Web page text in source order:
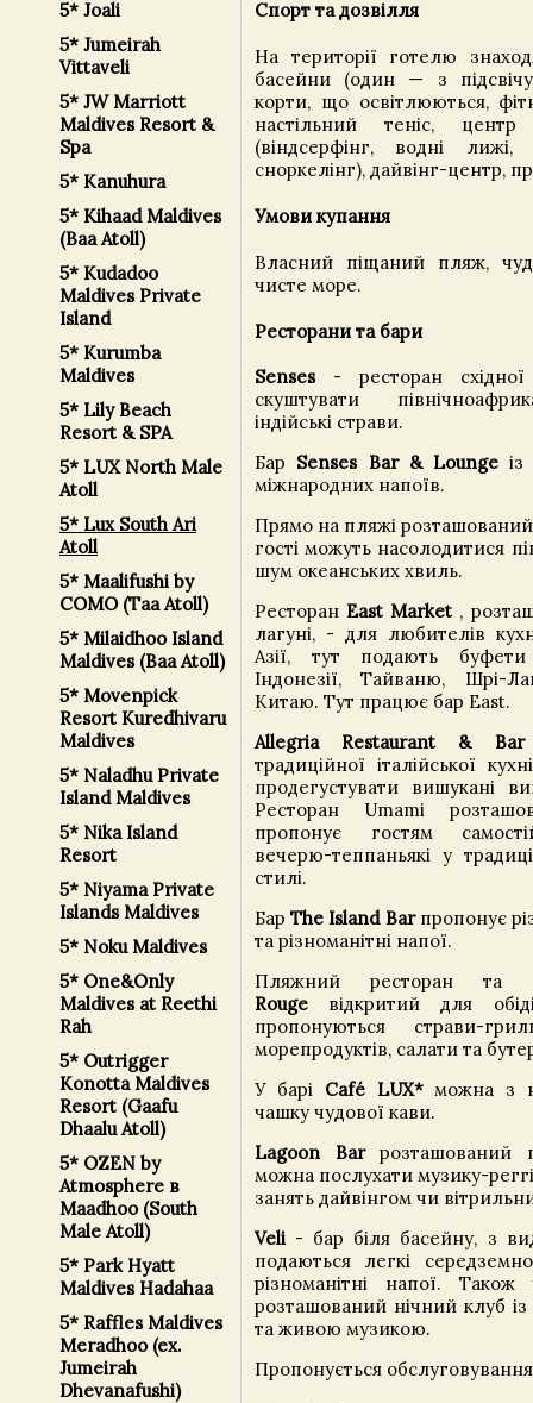
5* Joali
5* Jumeirah
Vittaveli
5* JW Marriott
Maldives Resort &
Spa
5* Kanuhura
5* Kihaad Maldives
(Baa Atoll)
5* Kudadoo
Maldives Private
Island
5* Kurumba
Maldives
5* Lily Beach
Resort & SPA
5* LUX North Male
Atoll
5* Lux South Ari
Atoll
5* Maalifushi by
COMO (Taa Atoll)
5* Milaidhoo Island
Maldives (Baa Atoll)
5* Movenpick
Resort Kuredhivaru
Maldives
5* Naladhu Private
Island Maldives
5* Nika Island
Resort
5* Niyama Private
Islands Maldives
5* Noku Maldives
5* One&Only
Maldives at Reethi
Rah
5* Outrigger
Konotta Maldives
Resort (Gaafu
Dhaalu Atoll)
5* OZEN by
Atmosphere в
Maadhoo (South
Male Atoll)
5* Park Hyatt
Maldives Hadahaa
5* Raffles Maldives
Meradhoo (ex.
Jumeirah
Dhevanafushi)
Спорт та дозвілля
На території готелю
басейни (один — з
корти, що освітлюються,
настільний теніс,
(віндсерфінг, водні лижі,
сноркелінг), дайвінг-центр,
Умови купання
Власний піщаний пляж,
чисте море.
Ресторани та бари
Senses- ресторан
скуштувати
індійські страви.
Бар Senses Bar & Lounge
міжнародних напоїв.
Прямо на пляжі
гості можуть насолодитися
шум океанських хвиль.
Ресторан East Market ,
лагуні, - для любителів
Азії, тут подають
Індонезії, Тайваню, Шрі-
Китаю. Тут працює бар East.
Allegria Restaurant & Bar
традиційної італійської
продегустувати вишукані
Ресторан Umami
пропонує гостям
вечерю-теппаньякі у
стилі.
БарThe Island Barпропонує
та різноманітні напої.
Пляжний ресторан
Rouge відкритий для
пропонуються страви-
морепродуктів, салати та
У барі Café LUX*можна з
чашку чудової кави.
Lagoon Barрозташований
можна послухати музику-
занять дайвінгом чи
Veli - бар біля басейну, з
подаються легкі
різноманітні напої.
розташований нічний клуб
та живою музикою.
Пропонується